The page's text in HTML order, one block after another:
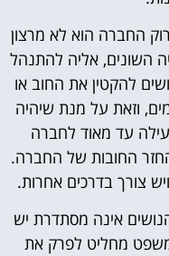
החברה הוא לא מרצון
השונים, אליה להתנהל
להקטין את החוב או
וזאת על מנת שיהיה
עד מאוד לחברה
החובות של החברה.
צורך בדרכים אחרות.
אינה מסתדרת יש
מחליט לפרק את